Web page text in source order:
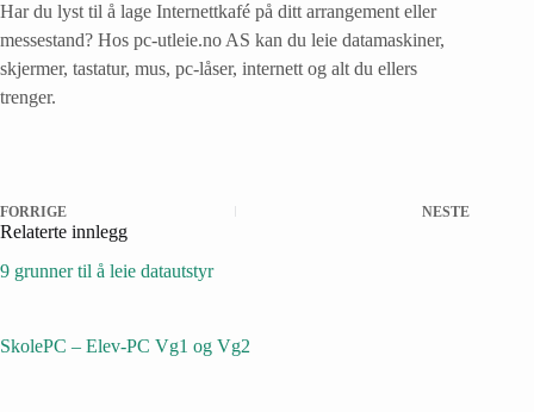
Har du lyst til å lage Internettkafé på ditt arrangement eller
messestand? Hos pc-utleie.no AS kan du leie datamaskiner,
skjermer, tastatur, mus, pc-låser, internett og alt du ellers
trenger.
FORRIGE NESTE
Relaterte innlegg
9 grunner til å leie datautstyr
SkolePC – Elev-PC Vg1 og Vg2